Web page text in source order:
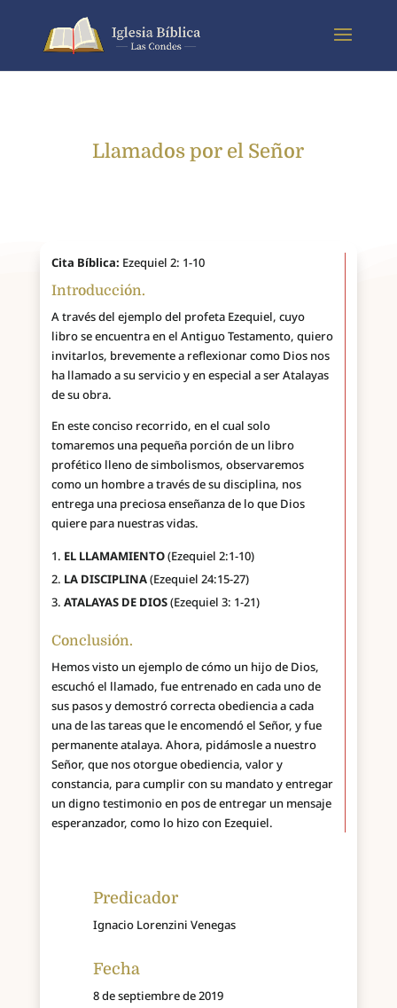
Llamados por el Señor
Cita Bíblica: Ezequiel 2: 1-10
Introducción.
A través del ejemplo del profeta Ezequiel, cuyo
libro se encuentra en el Antiguo Testamento, quiero
invitarlos, brevemente a reflexionar como Dios nos
ha llamado a su servicio y en especial a ser Atalayas
de su obra.
En este conciso recorrido, en el cual solo
tomaremos una pequeña porción de un libro
profético lleno de simbolismos, observaremos
como un hombre a través de su disciplina, nos
entrega una preciosa enseñanza de lo que Dios
quiere para nuestras vidas.
EL LLAMAMIENTO(Ezequiel 2:1-10)
LA DISCIPLINA(Ezequiel 24:15-27)
ATALAYAS DE DIOS(Ezequiel 3: 1-21)
Conclusión.
Hemos visto un ejemplo de cómo un hijo de Dios,
escuchó el llamado, fue entrenado en cada uno de
sus pasos y demostró correcta obediencia a cada
una de las tareas que le encomendó el Señor, y fue
permanente atalaya. Ahora, pidámosle a nuestro
Señor, que nos otorgue obediencia, valor y
constancia, para cumplir con su mandato y entregar
un digno testimonio en pos de entregar un mensaje
esperanzador, como lo hizo con Ezequiel.
Predicador
Ignacio Lorenzini Venegas
Fecha
8 de septiembre de 2019